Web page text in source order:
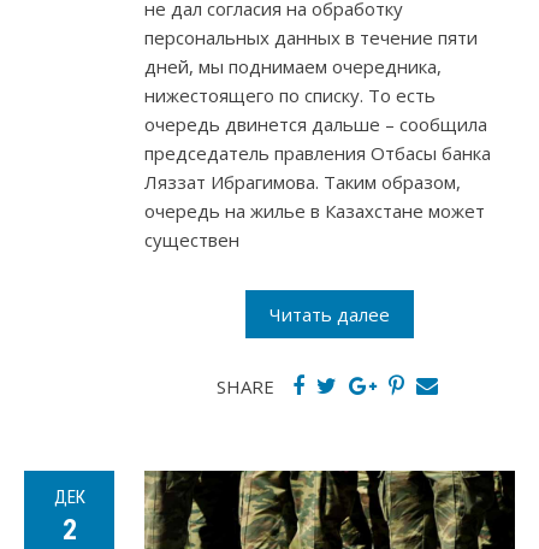
не дал согласия на обработку
персональных данных в течение пяти
дней, мы поднимаем очередника,
нижестоящего по списку. То есть
очередь двинется дальше – сообщила
председатель правления Отбасы банка
Ляззат Ибрагимова. Таким образом,
очередь на жилье в Казахстане может
существен
Читать далее
SHARE
ДЕК
2